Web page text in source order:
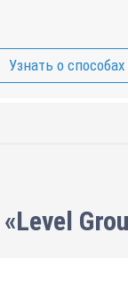
Узнать о